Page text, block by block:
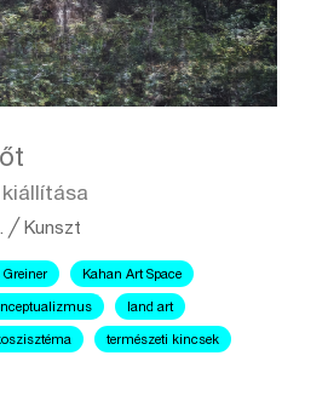
╱ Kunszt
Greiner Kahan Art Space
land art
természeti kincsek